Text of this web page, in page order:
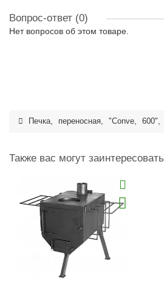
Вопрос-ответ (0)
Нет вопросов об этом товаре.
Печка, переносная, "Conve, 600",
Также вас могут заинтересовать